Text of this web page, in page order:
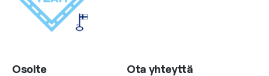
Osoite Ota yhteyttä